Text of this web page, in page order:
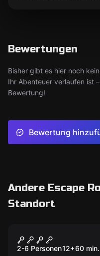
Bewertungen
Bisher gibt es hier noch
Ihr Abenteuer verlaufen ist
Bewertung!
Bewertung
Andere Escape
Standort
Prison Break
2-6 Personen12+60 min.